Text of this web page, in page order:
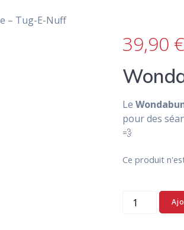
– Tug-E-Nuff
39,90 €
Le
pour des
💨
Ce produit
quantité